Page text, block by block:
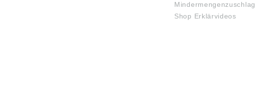
Mindermengenzuschlag
Shop Erklärvideos